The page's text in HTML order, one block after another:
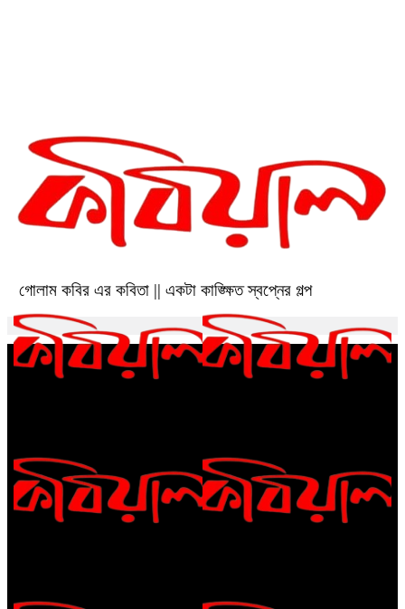
গোলাম কবির এর কবিতা || একটা কাঙ্ক্ষিত স্বপ্নের গল্প